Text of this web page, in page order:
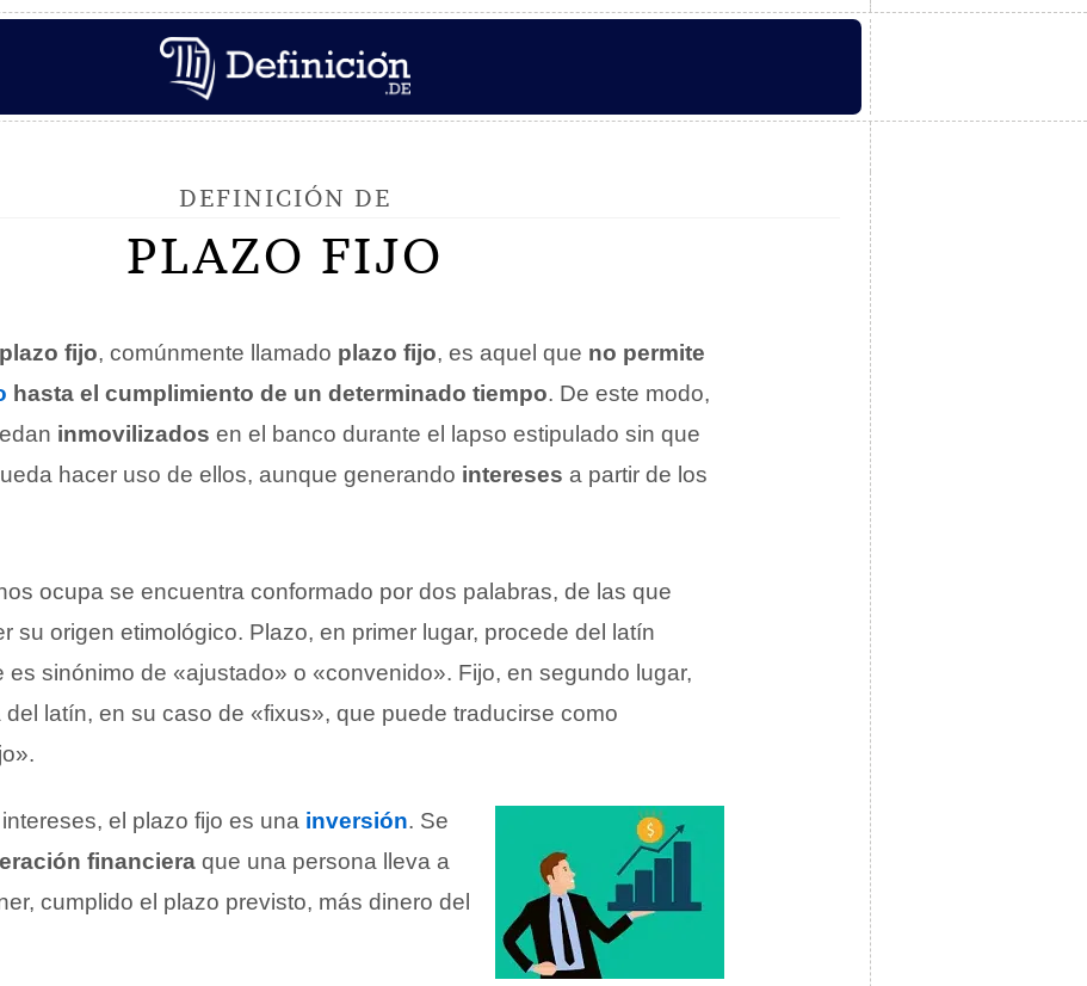
DEFINICIÓN DE
PLAZO FIJO
fijo, comúnmente llamado plazo fijo, es aquel que no permite
hasta el cumplimiento de un determinado tiempo. De este modo,
inmovilizados en el banco durante el lapso estipulado sin que
hacer uso de ellos, aunque generando intereses a partir de los
ocupa se encuentra conformado por dos palabras, de las que
su origen etimológico. Plazo, en primer lugar, procede del latín
es sinónimo de «ajustado» o «convenido». Fijo, en segundo lugar,
latín, en su caso de «fixus», que puede traducirse como
el plazo fijo es una inversión. Se
financiera que una persona lleva a
cumplido el plazo previsto, más dinero del